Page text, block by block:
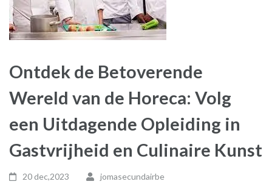
Ontdek de Betoverende
Wereld van de Horeca: Volg
een Uitdagende Opleiding in
Gastvrijheid en Culinaire Kunst
20 dec,2023
jomasecundairbe